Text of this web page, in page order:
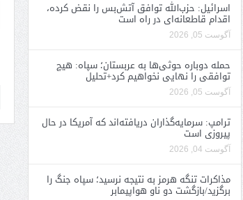
اسرائیل: حزب‌الله توافق آتش‌بس را نقض کرده،
اقدام قاطعانه‌ای در راه است
آگوست 05, 2026
حمله دوباره حوثی‌ها به عربستان؛ سپاه: هیچ
توافقی را نهایی نخواهیم کرد+تحلیل
آگوست 05, 2026
ترامپ: سرمایه‌گذاران دریافته‌اند که آمریکا در حال
پیروزی است
آگوست 04, 2026
مذاکرات تنگه هرمز به نتیجه نرسید؛ سپاه جنگ را
برگزید/بازگشت دو ناو هواپیمابر